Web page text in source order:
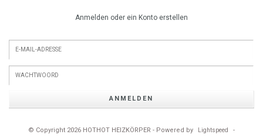
Anmelden oder ein Konto erstellen
ANMELDEN
© Copyright 2026 HOTHOT HEIZKÖRPER - Powered by Lightspeed -